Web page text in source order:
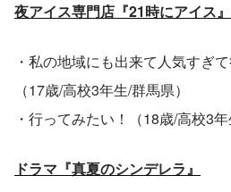
夜アイス専門店『21時にアイス』
・私の地域にも出来て人気すぎ
（17歳/高校3年生/群馬県）
・行ってみたい！（18歳/高校3年
ドラマ『真夏のシンデレラ』